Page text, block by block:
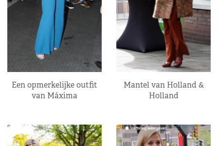
Een opmerkelijke outfit
van Máxima
Mantel van Holland &
Holland